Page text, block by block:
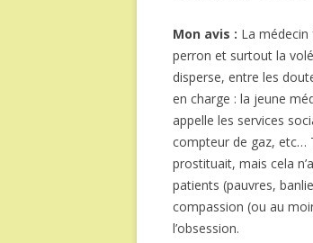
Mon avis : La
perron et surtout la
disperse, entre les
en charge : la jeune
appelle les services
compteur de gaz, etc…
prostituait, mais cela
patients (pauvres,
compassion (ou au
l’obsession.